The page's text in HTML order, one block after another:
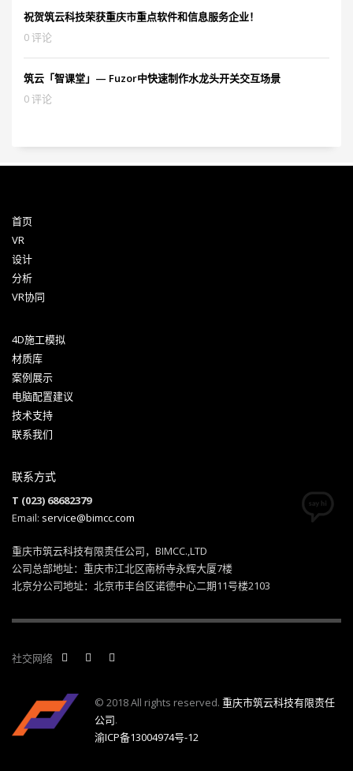
祝贺筑云科技荣获重庆市重点软件和信息服务企业！
0 评论
筑云「智课堂」— Fuzor中快速制作水龙头开关交互场景
0 评论
首页
VR
设计
分析
VR协同
4D施工模拟
材质库
案例展示
电脑配置建议
技术支持
联系我们
联系方式
T (023) 68682379
Email: service@bimcc.com
重庆市筑云科技有限责任公司，BIMCC.,LTD
公司总部地址：重庆市江北区南桥寺永辉大厦7楼
北京分公司地址：北京市丰台区诺德中心二期11号楼2103
社交网络
© 2018 All rights reserved. 重庆市筑云科技有限责任
公司.
渝ICP备13004974号-12